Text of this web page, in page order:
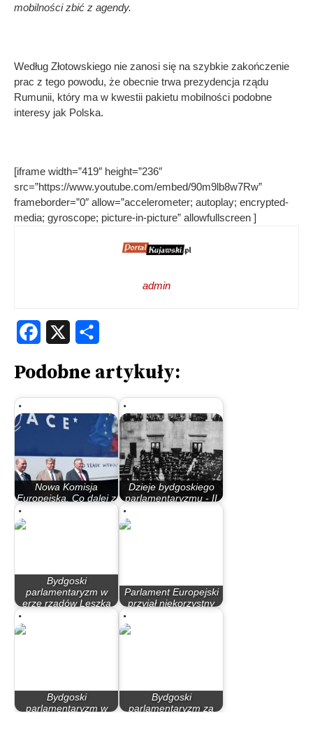
mobilności zbić z agendy.
Według Złotowskiego nie zanosi się na szybkie zakończenie
prac z tego powodu, że obecnie trwa prezydencja rządu
Rumunii, który ma w kwestii pakietu mobilności podobne
interesy jak Polska.
[iframe width=”419″ height=”236″
src=”https://www.youtube.com/embed/90m9lb8w7Rw”
frameborder=”0″ allow=”accelerometer; autoplay; encrypted-
media; gyroscope; picture-in-picture” allowfullscreen ]
admin
Facebook
Podobne artykuły:
Nowa Komisja
Europejska. Co dalej z
pakietem mobilności?
Dzieje bydgoskiego
parlamentaryzmu - II
Bydgoski
parlamentaryzm w
erze rządów Leszka
Parlament Europejski
przyjął niekorzystny
Bydgoski
parlamentaryzm w
Bydgoski
parlamentaryzm za